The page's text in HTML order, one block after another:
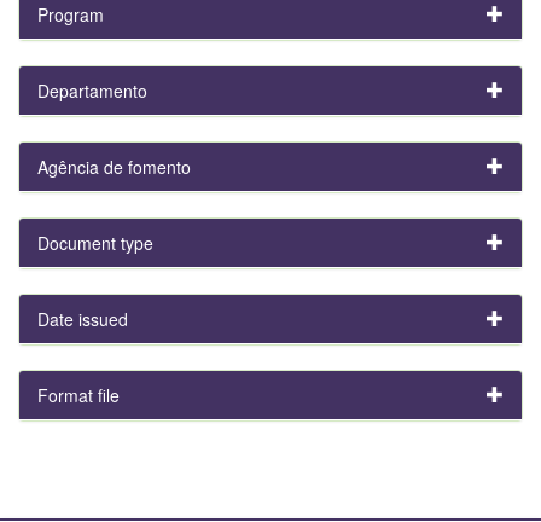
Program
Departamento
Agência de fomento
Document type
Date issued
Format file